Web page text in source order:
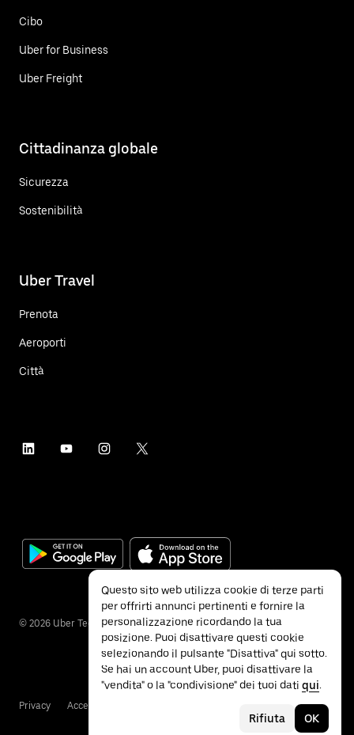
Cibo
Uber for Business
Uber Freight
Cittadinanza globale
Sicurezza
Sostenibilità
Uber Travel
Prenota
Aeroporti
Città
© 2026 Uber Technologies Inc.
Privacy Accessibilità
Questo sito web utilizza cookie di terze parti
per offrirti annunci pertinenti e fornire la
personalizzazione ricordando la tua
posizione. Puoi disattivare questi cookie
selezionando il pulsante "Disattiva" qui sotto.
Se hai un account Uber, puoi disattivare la
"vendita" o la "condivisione" dei tuoi dati qui.
Rifiuta OK